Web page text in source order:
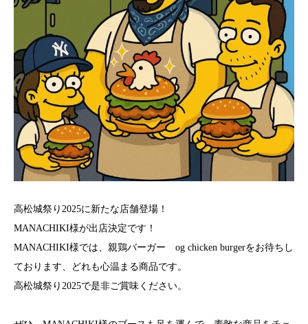
高松城祭り2025に新たな店舗登場！
MANACHIKI様が出店決定です！
MANACHIKI様では、親鶏バーガー og chicken burgerをお待ちし
ております、どれも心温まる商品です。
高松城祭り2025で是非ご賞味ください。